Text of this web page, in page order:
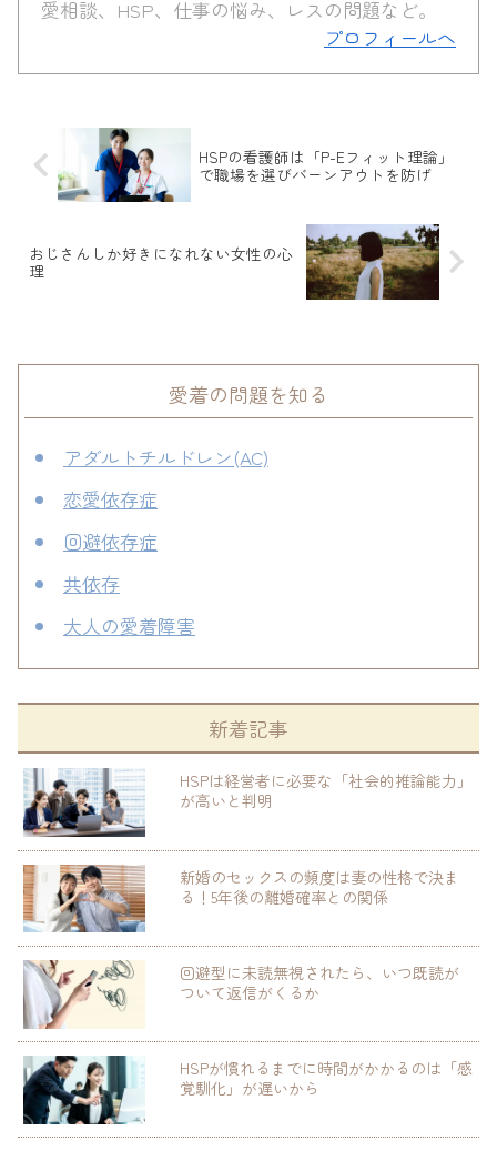
愛相談、HSP、仕事の悩み、レスの問題など。
プロフィールへ
HSPの看護師は「P-Eフィット理論」
で職場を選びバーンアウトを防げ
おじさんしか好きになれない女性の心
理
愛着の問題を知る
アダルトチルドレン(AC)
恋愛依存症
回避依存症
共依存
大人の愛着障害
新着記事
HSPは経営者に必要な「社会的推論能力」
が高いと判明
新婚のセックスの頻度は妻の性格で決ま
る！5年後の離婚確率との関係
回避型に未読無視されたら、いつ既読が
ついて返信がくるか
HSPが慣れるまでに時間がかかるのは「感
覚馴化」が遅いから